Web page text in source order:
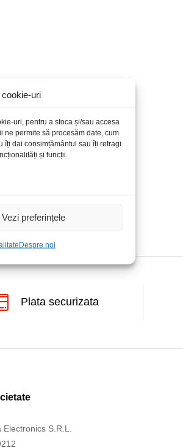
uri
uri, pentru a stoca și/sau accesa
ne permite să procesăm date, cum
îți dai consimțământul sau îți retragi
și funcții.
Vezi preferințele
Despre noi
Plata securizata
Electronics S.R.L.